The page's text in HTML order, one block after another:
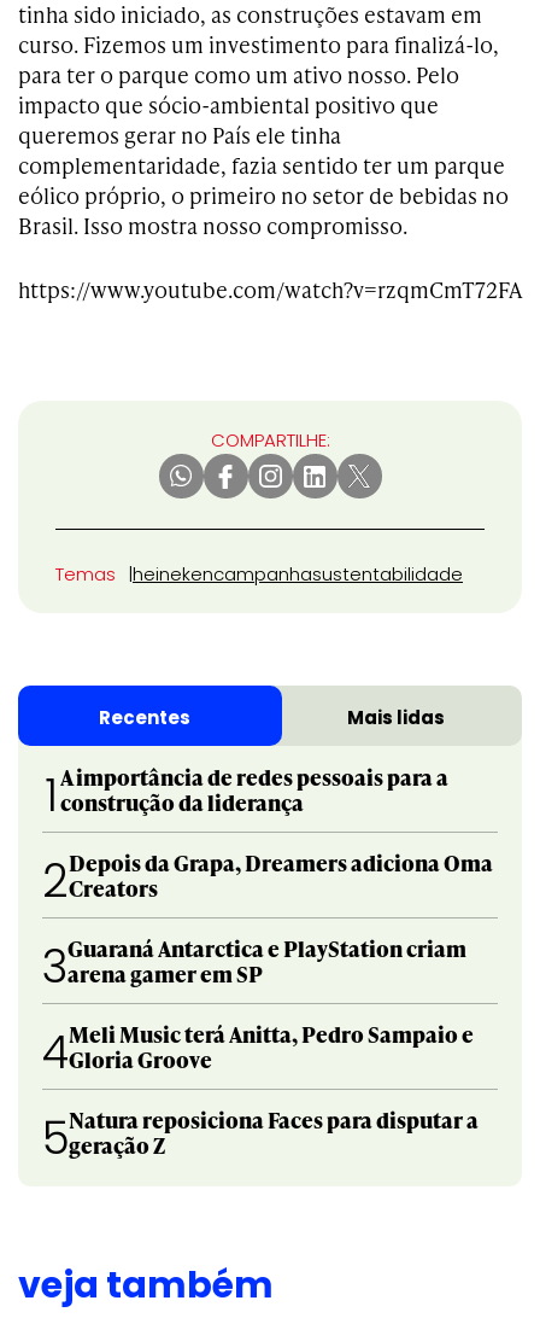
tinha sido iniciado, as construções estavam em
curso. Fizemos um investimento para finalizá-lo,
para ter o parque como um ativo nosso. Pelo
impacto que sócio-ambiental positivo que
queremos gerar no País ele tinha
complementaridade, fazia sentido ter um parque
eólico próprio, o primeiro no setor de bebidas no
Brasil. Isso mostra nosso compromisso.
https://www.youtube.com/watch?v=rzqmCmT72FA
COMPARTILHE:
Temas heinekencampanhasustentabilidade
Recentes Mais lidas
1 A importância de redes pessoais para a
construção da liderança
2Depois da Grapa, Dreamers adiciona Oma
Creators
3Guaraná Antarctica e PlayStation criam
arena gamer em SP
4Meli Music terá Anitta, Pedro Sampaio e
Gloria Groove
5Natura reposiciona Faces para disputar a
geração Z
veja também